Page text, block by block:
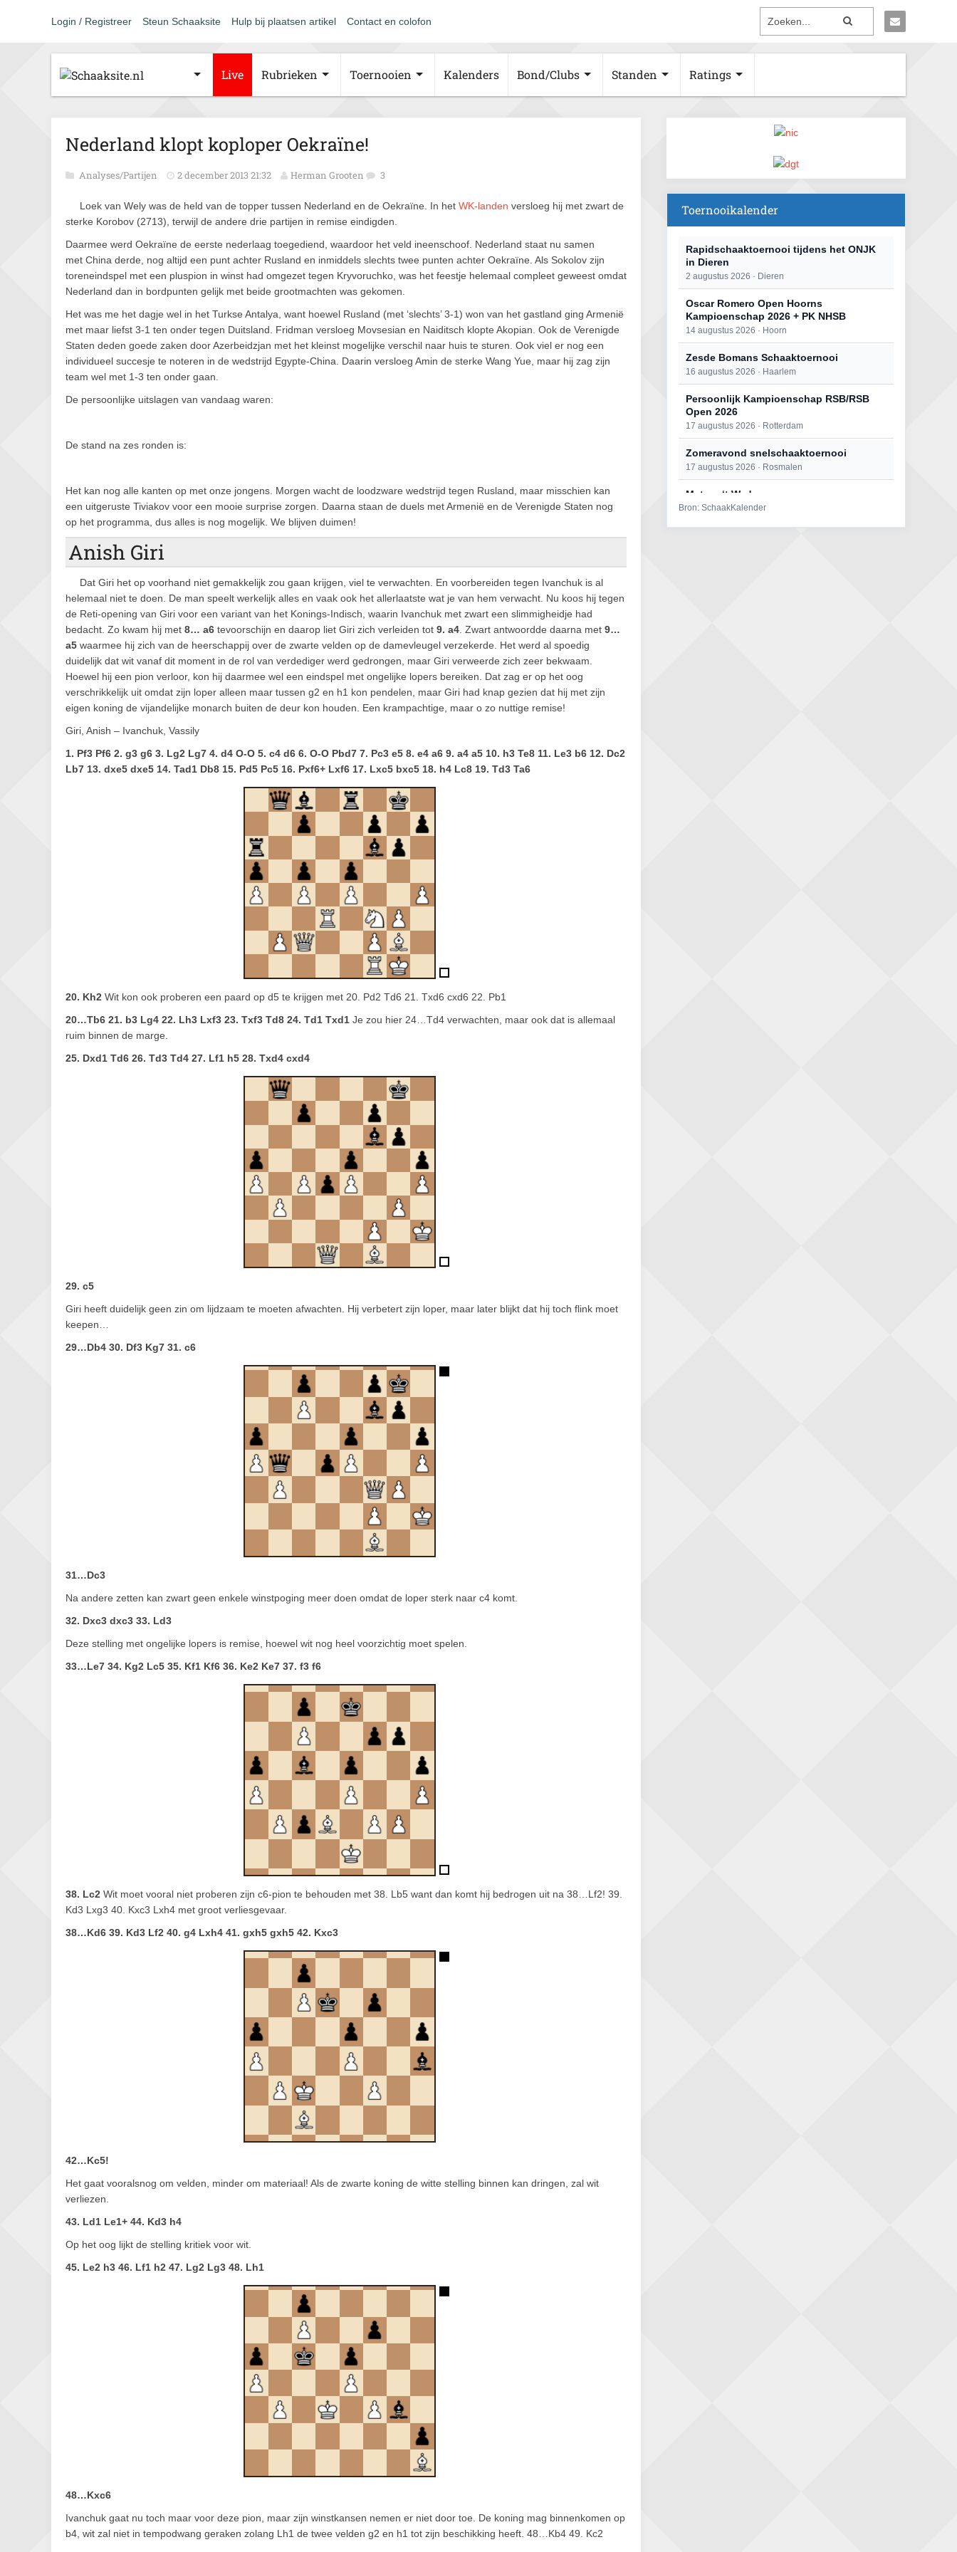
Login / Registreer Steun Schaaksite Hulp bij plaatsen artikel Contact en colofon
Live Rubrieken Toernooien Kalenders Bond/Clubs Standen Ratings
Nederland klopt koploper Oekraïne!
Analyses/Partijen 2 december 2013 21:32 Herman Grooten 3
Loek van Wely was de held van de topper tussen Nederland en de Oekraïne. In het WK-landen versloeg hij met zwart de
sterke Korobov (2713), terwijl de andere drie partijen in remise eindigden.
Daarmee werd Oekraïne de eerste nederlaag toegediend, waardoor het veld ineenschoof. Nederland staat nu samen
met China derde, nog altijd een punt achter Rusland en inmiddels slechts twee punten achter Oekraïne. Als Sokolov zijn
toreneindspel met een pluspion in winst had omgezet tegen Kryvoruchko, was het feestje helemaal compleet geweest omdat
Nederland dan in bordpunten gelijk met beide grootmachten was gekomen.
Het was me het dagje wel in het Turkse Antalya, want hoewel Rusland (met ‘slechts’ 3-1) won van het gastland ging Armenië
met maar liefst 3-1 ten onder tegen Duitsland. Fridman versloeg Movsesian en Naiditsch klopte Akopian. Ook de Verenigde
Staten deden goede zaken door Azerbeidzjan met het kleinst mogelijke verschil naar huis te sturen. Ook viel er nog een
individueel succesje te noteren in de wedstrijd Egypte-China. Daarin versloeg Amin de sterke Wang Yue, maar hij zag zijn
team wel met 1-3 ten onder gaan.
De persoonlijke uitslagen van vandaag waren:
De stand na zes ronden is:
Het kan nog alle kanten op met onze jongens. Morgen wacht de loodzware wedstrijd tegen Rusland, maar misschien kan
een uitgeruste Tiviakov voor een mooie surprise zorgen. Daarna staan de duels met Armenië en de Verenigde Staten nog
op het programma, dus alles is nog mogelijk. We blijven duimen!
Anish Giri
Dat Giri het op voorhand niet gemakkelijk zou gaan krijgen, viel te verwachten. En voorbereiden tegen Ivanchuk is al
helemaal niet te doen. De man speelt werkelijk alles en vaak ook het allerlaatste wat je van hem verwacht. Nu koos hij tegen
de Reti-opening van Giri voor een variant van het Konings-Indisch, waarin Ivanchuk met zwart een slimmigheidje had
bedacht. Zo kwam hij met 8… a6 tevoorschijn en daarop liet Giri zich verleiden tot 9. a4 . Zwart antwoordde daarna met 9…
a5 waarmee hij zich van de heerschappij over de zwarte velden op de damevleugel verzekerde. Het werd al spoedig
duidelijk dat wit vanaf dit moment in de rol van verdediger werd gedrongen, maar Giri verweerde zich zeer bekwaam.
Hoewel hij een pion verloor, kon hij daarmee wel een eindspel met ongelijke lopers bereiken. Dat zag er op het oog
verschrikkelijk uit omdat zijn loper alleen maar tussen g2 en h1 kon pendelen, maar Giri had knap gezien dat hij met zijn
eigen koning de vijandelijke monarch buiten de deur kon houden. Een krampachtige, maar o zo nuttige remise!
Giri, Anish – Ivanchuk, Vassily
1. Pf3 Pf6 2. g3 g6 3. Lg2 Lg7 4. d4 O-O 5. c4 d6 6. O-O Pbd7 7. Pc3 e5 8. e4 a6 9. a4 a5 10. h3 Te8 11. Le3 b6 12. Dc2
Lb7 13. dxe5 dxe5 14. Tad1 Db8 15. Pd5 Pc5 16. Pxf6+ Lxf6 17. Lxc5 bxc5 18. h4 Lc8 19. Td3 Ta6
20. Kh2 Wit kon ook proberen een paard op d5 te krijgen met 20. Pd2 Td6 21. Txd6 cxd6 22. Pb1
20…Tb6 21. b3 Lg4 22. Lh3 Lxf3 23. Txf3 Td8 24. Td1 Txd1 Je zou hier 24…Td4 verwachten, maar ook dat is allemaal
ruim binnen de marge.
25. Dxd1 Td6 26. Td3 Td4 27. Lf1 h5 28. Txd4 cxd4
29. c5
Giri heeft duidelijk geen zin om lijdzaam te moeten afwachten. Hij verbetert zijn loper, maar later blijkt dat hij toch flink moet
keepen…
29…Db4 30. Df3 Kg7 31. c6
31…Dc3
Na andere zetten kan zwart geen enkele winstpoging meer doen omdat de loper sterk naar c4 komt.
32. Dxc3 dxc3 33. Ld3
Deze stelling met ongelijke lopers is remise, hoewel wit nog heel voorzichtig moet spelen.
33…Le7 34. Kg2 Lc5 35. Kf1 Kf6 36. Ke2 Ke7 37. f3 f6
38. Lc2 Wit moet vooral niet proberen zijn c6-pion te behouden met 38. Lb5 want dan komt hij bedrogen uit na 38…Lf2! 39.
Kd3 Lxg3 40. Kxc3 Lxh4 met groot verliesgevaar.
38…Kd6 39. Kd3 Lf2 40. g4 Lxh4 41. gxh5 gxh5 42. Kxc3
42…Kc5!
Het gaat vooralsnog om velden, minder om materiaal! Als de zwarte koning de witte stelling binnen kan dringen, zal wit
verliezen.
43. Ld1 Le1+ 44. Kd3 h4
Op het oog lijkt de stelling kritiek voor wit.
45. Le2 h3 46. Lf1 h2 47. Lg2 Lg3 48. Lh1
48…Kxc6
Ivanchuk gaat nu toch maar voor deze pion, maar zijn winstkansen nemen er niet door toe. De koning mag binnenkomen op
b4, wit zal niet in tempodwang geraken zolang Lh1 de twee velden g2 en h1 tot zijn beschikking heeft. 48…Kb4 49. Kc2
Toernooikalender
Rapidschaaktoernooi tijdens het ONJK
in Dieren
2 augustus 2026 · Dieren
Oscar Romero Open Hoorns
Kampioenschap 2026 + PK NHSB
14 augustus 2026 · Hoorn
Zesde Bomans Schaaktoernooi
16 augustus 2026 · Haarlem
Persoonlijk Kampioenschap RSB/RSB
Open 2026
17 augustus 2026 · Rotterdam
Zomeravond snelschaaktoernooi
17 augustus 2026 · Rosmalen
Mat op ‘t Wad
22 augustus 2026 · Den Burg, Texel
Bron: SchaakKalender